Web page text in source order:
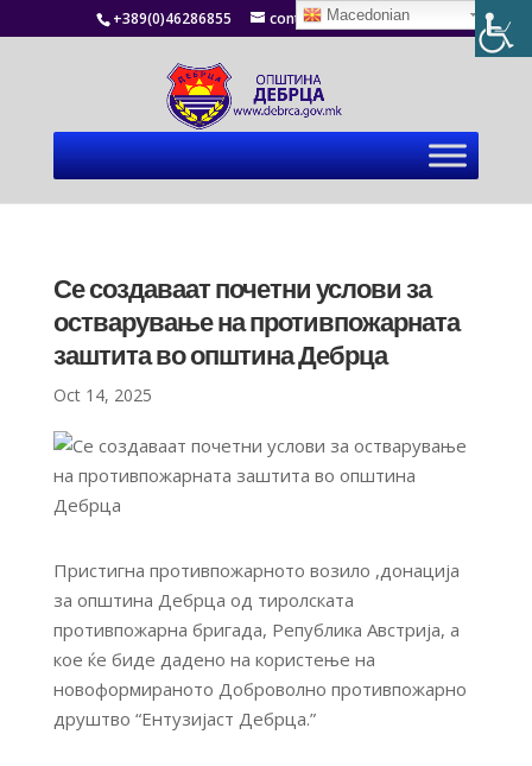
+389(0)46286855 contact@debrca.gov.mk
Се создаваат почетни услови за
остварување на противпожарната
заштита во општина Дебрца
Oct 14, 2025
Пристигна противпожарното возило ,донација
за општина Дебрца од тиролската
противпожарна бригада, Република Австрија, а
кое ќе биде дадено на користење на
новоформираното Доброволно противпожарно
друштво “Ентузијаст Дебрца.”
Macedonian